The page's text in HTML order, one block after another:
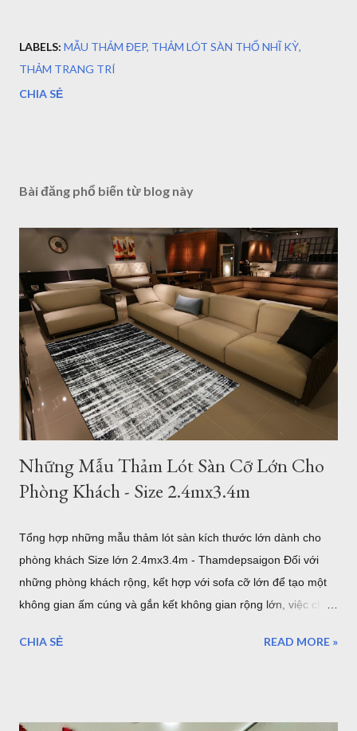
LABELS: MẪU THẢM ĐẸP THẢM LÓT SÀN THỔ NHĨ KỲ
THẢM TRANG TRÍ
CHIA SẺ
Bài đăng phổ biến từ blog này
Những Mẫu Thảm Lót Sàn Cỡ Lớn Cho
Phòng Khách - Size 2.4mx3.4m
Tổng hợp những mẫu thảm lót sàn kích thước lớn dành cho
phòng khách Size lớn 2.4mx3.4m - Thamdepsaigon Đối với
những phòng khách rộng, kết hợp với sofa cỡ lớn để tạo một
không gian ấm cúng và gắn kết không gian rộng lớn, việc chọn
chiều dài 3.4m sẽ làm cho những thiết bị nội thất liền mạch,
CHIA SẺ READ MORE »